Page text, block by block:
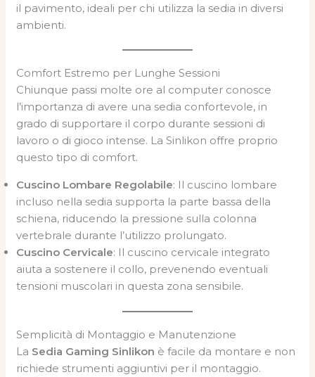
il pavimento, ideali per chi utilizza la sedia in diversi
ambienti.
Comfort Estremo per Lunghe Sessioni
Chiunque passi molte ore al computer conosce
l’importanza di avere una sedia confortevole, in
grado di supportare il corpo durante sessioni di
lavoro o di gioco intense. La Sinlikon offre proprio
questo tipo di comfort.
Cuscino Lombare Regolabile: Il cuscino lombare
incluso nella sedia supporta la parte bassa della
schiena, riducendo la pressione sulla colonna
vertebrale durante l’utilizzo prolungato.
Cuscino Cervicale: Il cuscino cervicale integrato
aiuta a sostenere il collo, prevenendo eventuali
tensioni muscolari in questa zona sensibile.
Semplicità di Montaggio e Manutenzione
La Sedia Gaming Sinlikon è facile da montare e non
richiede strumenti aggiuntivi per il montaggio.